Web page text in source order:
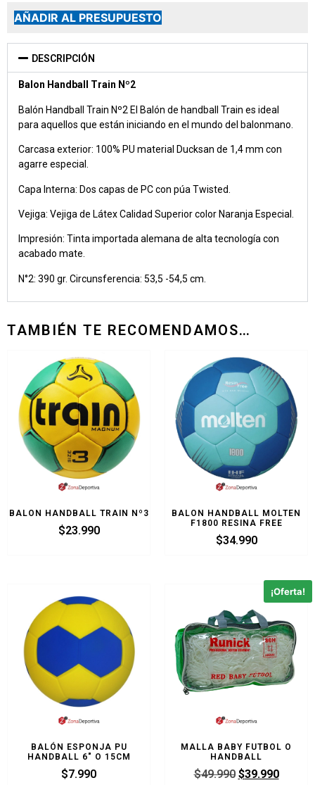
AÑADIR AL PRESUPUESTO
DESCRIPCIÓN
Balon Handball Train Nº2
Balón Handball Train Nº2 El Balón de handball Train es ideal
para aquellos que están iniciando en el mundo del balonmano.
Carcasa exterior: 100% PU material Ducksan de 1,4 mm con
agarre especial.
Capa Interna: Dos capas de PC con púa Twisted.
Vejiga: Vejiga de Látex Calidad Superior color Naranja Especial.
Impresión: Tinta importada alemana de alta tecnología con
acabado mate.
N°2: 390 gr. Circunsferencia: 53,5 -54,5 cm.
TAMBIÉN TE RECOMENDAMOS…
BALON HANDBALL TRAIN Nº3
$23.990
BALON HANDBALL MOLTEN
F1800 RESINA FREE
$34.990
BALÓN ESPONJA PU
HANDBALL 6″ O 15CM
$7.990
¡Oferta!
MALLA BABY FUTBOL O
HANDBALL
$49.990 $39.990